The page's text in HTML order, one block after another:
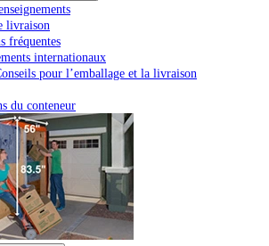
livraison
fréquentes
internationaux
pour l’emballage et la livraison
du conteneur